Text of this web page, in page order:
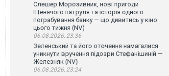
Слешер Морозивник, нові пригоди
Щенячого патруля та історія одного
пограбування банку — що дивитись у кіно
цього тижня (NV)
06.08.2026, 23:36
Зеленський та його оточення намагалися
уникнути вручення підозри Стефанішиній —
Железняк (NV)
06.08.2026, 23:24